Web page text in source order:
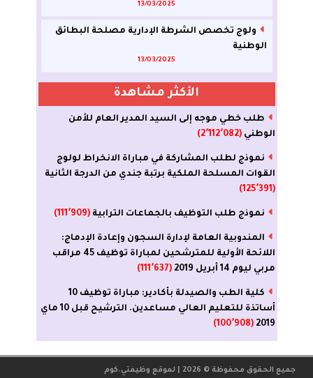
13/03/2025
ولوج تخصص الشرطة الإدارية مصلحة البطائق
الوطنية
13/03/2025
الأكثر مشاهدة
طلب خطي موجه إلى السيد المدير العام للأمن
الوطني (2٬112٬082)
نموذج لطلب المشاركة في مباراة الانخراط لولوج
القوات المسلحة الملكية برتبة جندي من الدرجة الثانية
(125٬391)
نموذج طلب التوظيف بالجماعات الترابية (111٬909)
المندوبية العامة لإدارة السجون وإعادة الإدماج:
اللائحة الأولية للمترشحين لمباراة توظيف 45 مراقب
مربي ليوم 14 أبريل 2019
(111٬637)
كلية الطب والصيدلة بأكادير: مباراة توظيف 10
أساتذة للتعليم العالي مساعدين. الترشيح قبل 10 ماي
2019 (100٬908)
جميع الحقوق محفوظة © 2026 | لموقع وظيفتي.كوم